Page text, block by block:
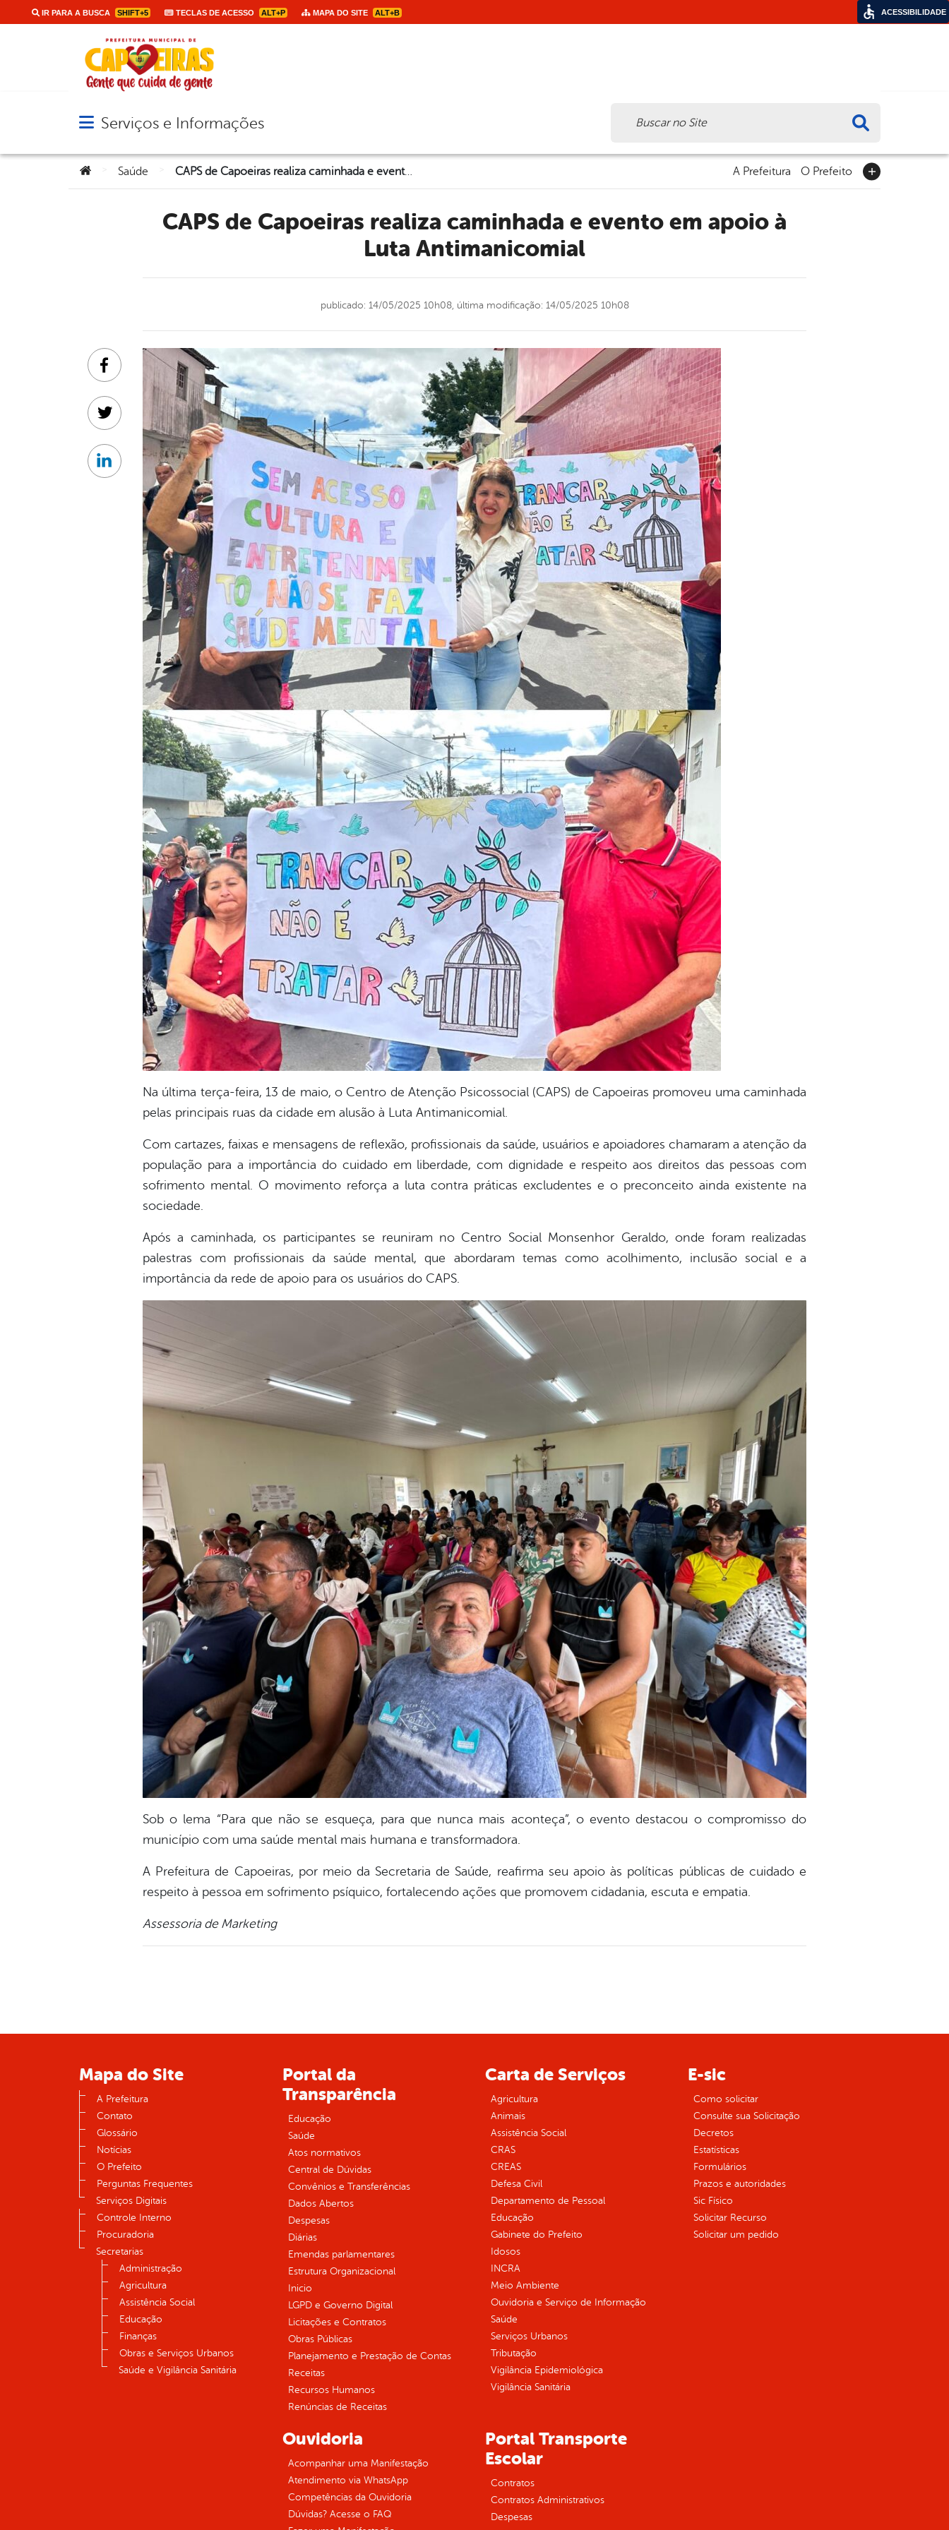
IR PARA A BUSCA SHIFT+5 TECLAS DE ACESSO ALT+P MAPA DO SITE ALT+B
Abrir menu principal de navegação
Serviços e Informações
Você está aqui:
Saúde CAPS de Capoeiras realiza caminhada e evento em apoio à Luta Antimanicomial A Prefeitura O Prefeito
CAPS de Capoeiras realiza caminhada e evento em apoio à
Luta Antimanicomial
publicado: 14/05/2025 10h08, última modificação: 14/05/2025 10h08
Na última terça-feira, 13 de maio, o Centro de Atenção Psicossocial (CAPS) de Capoeiras promoveu uma caminhada
pelas principais ruas da cidade em alusão à Luta Antimanicomial.
Com cartazes, faixas e mensagens de reflexão, profissionais da saúde, usuários e apoiadores chamaram a atenção da
população para a importância do cuidado em liberdade, com dignidade e respeito aos direitos das pessoas com
sofrimento mental. O movimento reforça a luta contra práticas excludentes e o preconceito ainda existente na
sociedade.
Após a caminhada, os participantes se reuniram no Centro Social Monsenhor Geraldo, onde foram realizadas
palestras com profissionais da saúde mental, que abordaram temas como acolhimento, inclusão social e a
importância da rede de apoio para os usuários do CAPS.
Sob o lema “Para que não se esqueça, para que nunca mais aconteça”, o evento destacou o compromisso do
município com uma saúde mental mais humana e transformadora.
A Prefeitura de Capoeiras, por meio da Secretaria de Saúde, reafirma seu apoio às políticas públicas de cuidado e
respeito à pessoa em sofrimento psíquico, fortalecendo ações que promovem cidadania, escuta e empatia.
Assessoria de Marketing
Facebook
Twitter
Linkedin
Mapa do Site
A Prefeitura
Contato
Glossário
Notícias
O Prefeito
Perguntas Frequentes
Serviços Digitais
Controle Interno
Procuradoria
Secretarias
Administração
Agricultura
Assistência Social
Educação
Finanças
Obras e Serviços Urbanos
Saúde e Vigilância Sanitária
Portal da
Transparência
Educação
Saúde
Atos normativos
Central de Dúvidas
Convênios e Transferências
Dados Abertos
Despesas
Diárias
Emendas parlamentares
Estrutura Organizacional
Inicio
LGPD e Governo Digital
Licitações e Contratos
Obras Públicas
Planejamento e Prestação de Contas
Receitas
Recursos Humanos
Renúncias de Receitas
Carta de Serviços
Agricultura
Animais
Assistência Social
CRAS
CREAS
Defesa Civil
Departamento de Pessoal
Educação
Gabinete do Prefeito
Idosos
INCRA
Meio Ambiente
Ouvidoria e Serviço de Informação
Saúde
Serviços Urbanos
Tributação
Vigilância Epidemiológica
Vigilância Sanitária
E-sic
Como solicitar
Consulte sua Solicitação
Decretos
Estatísticas
Formulários
Prazos e autoridades
Sic Físico
Solicitar Recurso
Solicitar um pedido
Ouvidoria
Acompanhar uma Manifestação
Atendimento via WhatsApp
Competências da Ouvidoria
Dúvidas? Acesse o FAQ
Portal Transporte
Escolar
Contratos
Contratos Administrativos
Despesas
ACESSIBILIDADE